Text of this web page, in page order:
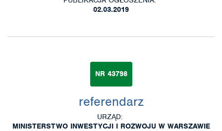
02.03.2019
NR 43798
referendarz
URZĄD:
MINISTERSTWO INWESTYCJI I ROZWOJU W WARSZAWIE